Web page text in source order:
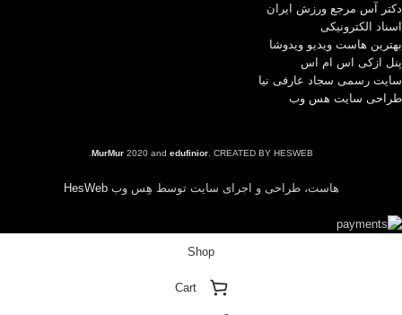
دکتر آس مرجع ورزش ایران
اسناد الکترونیکی
بهترین هاست ویدیو ویدوشا
پنل ازکی اس ام اس
سایت رسمی سجاد عارفی نیا
طراحی سایت هس وب
MurMur 2020 and edufinior . CREATED BY HESWEB.
هاست، طراحی و اجرای سایت توسط هِس وبHesWeb
Shop
Cart